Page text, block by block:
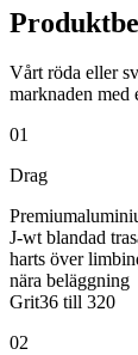
Vårt röda eller
marknaden med
01
Drag
J-wt blandad
harts över
nära beläggning
Grit36 till 320
02